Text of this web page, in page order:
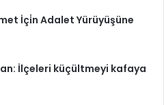
İçi̇n Adalet Yürüyüşüne
İlçeleri küçültmeyi kafaya